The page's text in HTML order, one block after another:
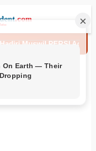
Muswil PERSI Aceh
KTR